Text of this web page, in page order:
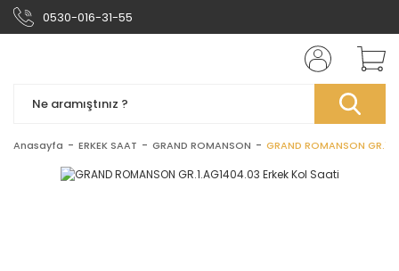
0530-016-31-55
Anasayfa ERKEK SAAT GRAND ROMANSON GRAND ROMANSON